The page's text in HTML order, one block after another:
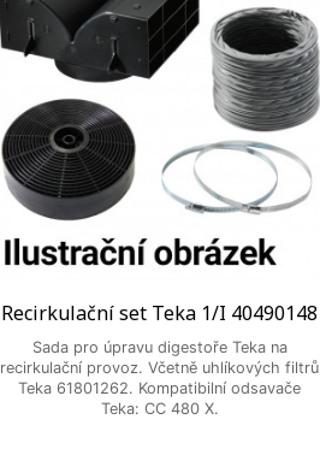
Recirkulační set Teka 1/I 40490148
Sada pro úpravu digestoře Teka na
recirkulační provoz. Včetně uhlíkových filtrů
Teka 61801262. Kompatibilní odsavače
Teka: CC 480 X.